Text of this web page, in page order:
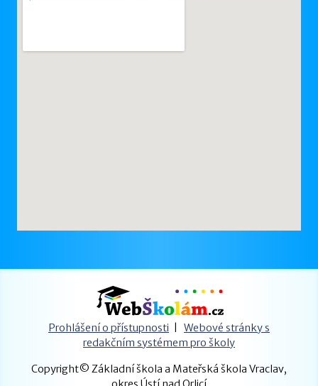
Prohlášení o přístupnosti
Webové stránky s
redakčním systémem pro školy
Copyright© Základní škola a Mateřská škola Vraclav,